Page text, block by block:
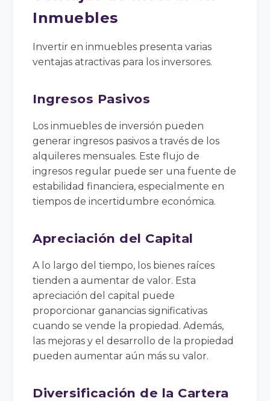
Inmuebles
Invertir en inmuebles presenta varias
ventajas atractivas para los inversores.
Ingresos Pasivos
Los inmuebles de inversión pueden
generar ingresos pasivos a través de los
alquileres mensuales. Este flujo de
ingresos regular puede ser una fuente de
estabilidad financiera, especialmente en
tiempos de incertidumbre económica.
Apreciación del Capital
A lo largo del tiempo, los bienes raíces
tienden a aumentar de valor. Esta
apreciación del capital puede
proporcionar ganancias significativas
cuando se vende la propiedad. Además,
las mejoras y el desarrollo de la propiedad
pueden aumentar aún más su valor.
Diversificación de la Cartera